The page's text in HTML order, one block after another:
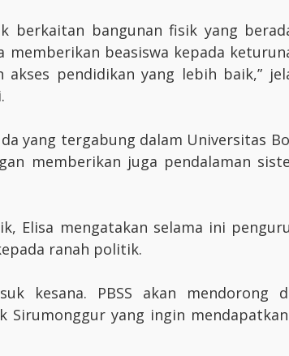
berkaitan bangunan fisik yang
memberikan beasiswa kepada
akses pendidikan yang lebih baik,”
yang tergabung dalam Universitas
memberikan juga pendalaman
Elisa mengatakan selama ini
ranah politik.
kesana. PBSS akan mendorong
Sirumonggur yang ingin